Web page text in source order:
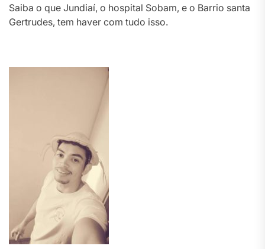
Saiba o que Jundiaí, o hospital Sobam, e o Barrio santa
Gertrudes, tem haver com tudo isso.